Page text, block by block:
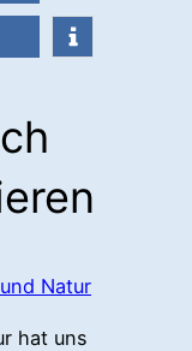
Natur
hat uns